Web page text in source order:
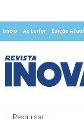
Início Ao Leitor Edição Atual